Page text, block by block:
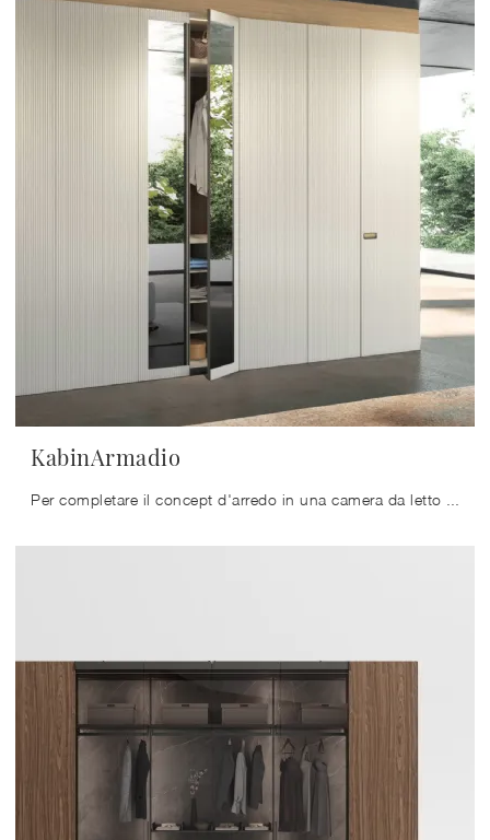
KabinArmadio